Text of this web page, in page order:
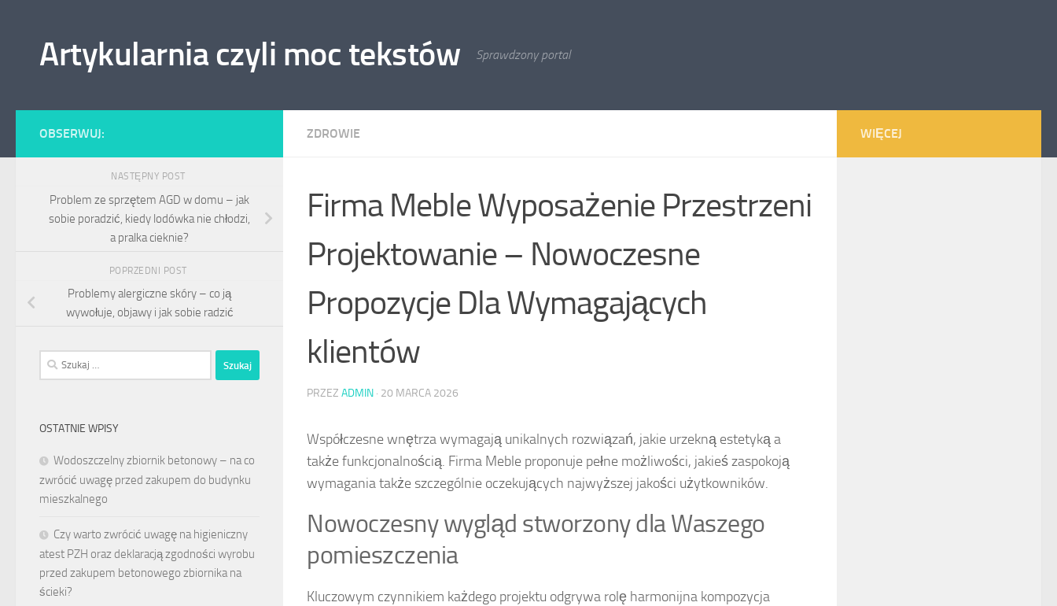
Artykularnia czyli moc tekstów Sprawdzony portal
ZDROWIE
Firma Meble Wyposażenie Przestrzeni
Projektowanie – Nowoczesne
Propozycje Dla Wymagających
klientów
PRZEZ ADMIN · 20 MARCA 2026
Współczesne wnętrza wymagają unikalnych rozwiązań, jakie urzekną estetyką a
także funkcjonalnością. Firma Meble proponuje pełne możliwości, jakieś zaspokoją
wymagania także szczególnie oczekujących najwyższej jakości użytkowników.
Nowoczesny wygląd stworzony dla Waszego
pomieszczenia
Kluczowym czynnikiem każdego projektu odgrywa rolę harmonijna kompozycja
OBSERWUJ:
NASTĘPNY POST
Problem ze sprzętem AGD w domu – jak
sobie poradzić, kiedy lodówka nie chłodzi,
a pralka cieknie?
POPRZEDNI POST
Problemy alergiczne skóry – co ją
wywołuje, objawy i jak sobie radzić
Szukaj:
OSTATNIE WPISY
Wodoszczelny zbiornik betonowy – na co
zwrócić uwagę przed zakupem do budynku
mieszkalnego
Czy warto zwrócić uwagę na higieniczny
atest PZH oraz deklaracją zgodności wyrobu
przed zakupem betonowego zbiornika na
ścieki?
WIĘCEJ